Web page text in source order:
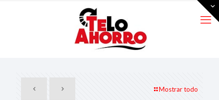
Mostrar todo